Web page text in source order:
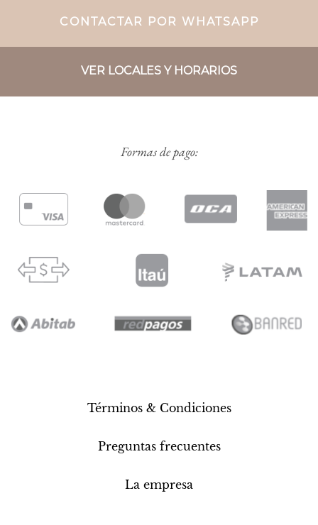
CONTACTAR POR WHATSAPP
VER LOCALES Y HORARIOS
Formas de pago:
Términos & Condiciones
Preguntas frecuentes
La empresa